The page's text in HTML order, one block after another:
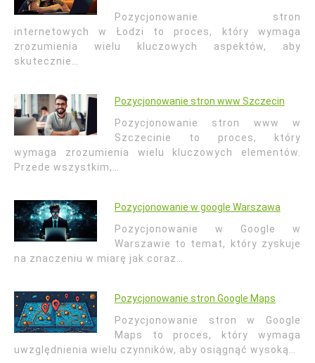
Pozycjonowanie stron
internetowych w Łodzi to proces, który wymaga
zrozumienia wielu kluczowych aspektów, aby
skutecznie…
Pozycjonowanie stron www Szczecin
Pozycjonowanie stron www w
Szczecinie to proces, który
wymaga zrozumienia wielu kluczowych elementów.
Przede wszystkim,…
Pozycjonowanie w google Warszawa
Pozycjonowanie w Google w
Warszawie to temat, który zyskuje
na znaczeniu w miarę jak coraz…
Pozycjonowanie stron Google Maps
Pozycjonowanie stron w Google
Maps to proces, który wymaga
uwzględnienia wielu czynników, aby osiągnąć wysoką…